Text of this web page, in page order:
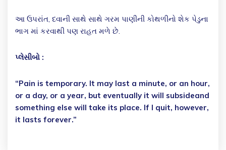
આ ઉપરાંત, દવાની સાથે સાથે ગરમ પાણીની કોથળીનો શેક પેડુના
ભાગ માં કરવાથી પણ રાહત મળે છે.
પ્લેસીબો :
“Pain is temporary. It may last a minute, or an hour,
or a day, or a year, but eventually it will subsideand
something else will take its place. If I quit, however,
it lasts forever.”